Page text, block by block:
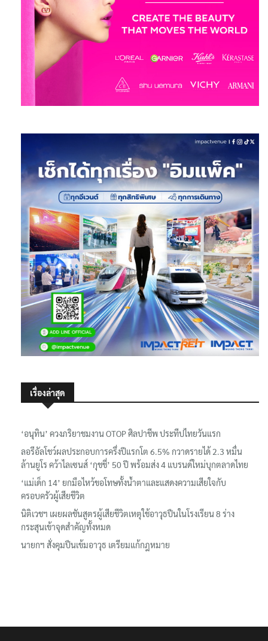
เรื่องล่าสุด
‘อนุทิน’ ควงภริยาชมงาน OTOP ศิลปาชีพ ประทีปไทยวันแรก
ลอรีอัลโชว์ผลประกอบการครึ่งปีแรกโต 6.5% กวาดรายได้ 2.3 หมื่น
ล้านยูโร คว้าไลเซนส์ ‘กุชชี่’ 50 ปี พร้อมส่ง 4 แบรนด์ใหม่บุกตลาดไทย
‘แม่เด็ก 14’ ยกมือไหว้ขอโทษทั้งน้ำตาและแสดงความเสียใจกับ
ครอบครัวผู้เสียชีวิต
นิติเวชฯ เผยผลชันสูตรผู้เสียชีวิตเหตุใช้อาวุธปืนในโรงเรียน 8 ร่าง
กระสุนเข้าจุดสำคัญทั้งหมด
นายกฯ สั่งคุมปืนเข้มอาวุธ เตรียมแก้กฎหมาย